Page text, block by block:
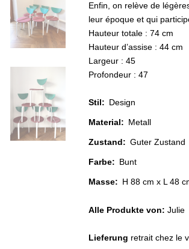
Enfin, on relève de
leur époque et qui
Hauteur totale : 74 cm
Hauteur d’assise : 44 cm
Largeur : 45
Profondeur : 47
Stil: Design
Material: Metall
Zustand: Guter Zustand
Farbe: Bunt
Masse: H 88 cm x L 48
Alle Produkte von:Julie
Lieferung retrait chez le